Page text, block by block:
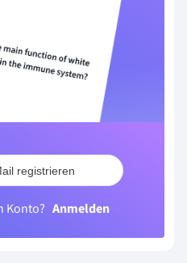
registrieren
Konto? Anmelden